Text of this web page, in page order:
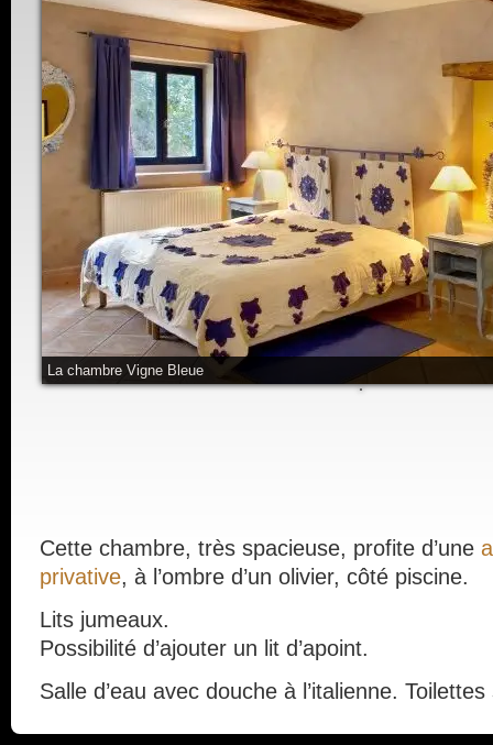
La chambre Vigne Bleue
Cette chambre, très spacieuse, profite d’une
privative, à l’ombre d’un olivier, côté piscine.
Lits jumeaux.
Possibilité d’ajouter un lit d’apoint.
Salle d’eau avec douche à l’italienne.